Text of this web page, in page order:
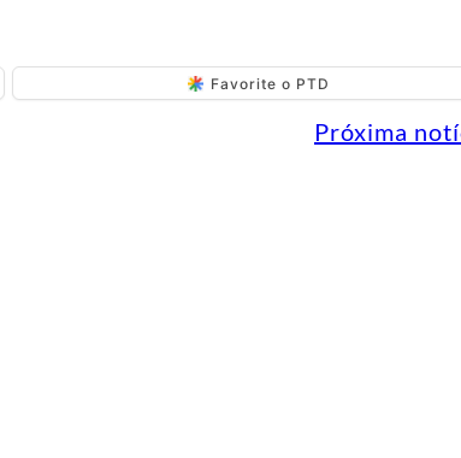
Favorite o PTD
Próxima